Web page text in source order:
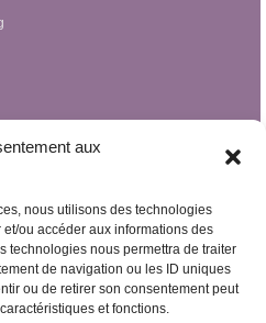
aux
nous utilisons des technologies
ou accéder aux informations des
technologies nous permettra de traiter
de navigation ou les ID uniques
ou de retirer son consentement peut
et fonctions.